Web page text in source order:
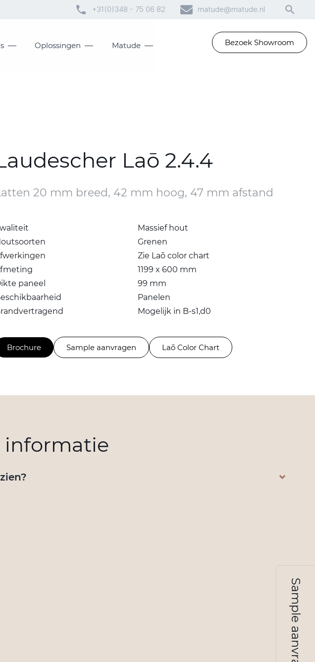
+31(0)348 - 75 06 82 matude@matude.nl
Oplossingen Matude Bezoek Showroom
Laō 2.4.4
20 mm breed, 42 mm hoog, 47 mm afstand
Massief hout
Grenen
Zie Laō color chart
1199 x 600 mm
paneel
99 mm
Panelen
Mogelijk in B-s1,d0
Brochure Sample aanvragen Laō Color Chart
informatie
Sample aanvragen